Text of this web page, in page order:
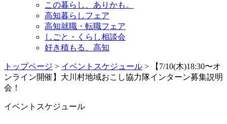
この暮らし、ありかも。
高知暮らしフェア
高知就職・転職フェア
しごと・くらし相談会
好き積もる、高知
トップページ > イベントスケジュール > 【7/10(木)18:30〜オ
ンライン開催】大川村地域おこし協力隊インターン募集説明
会！
イベントスケジュール